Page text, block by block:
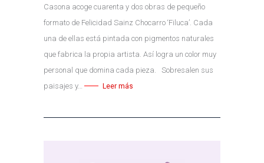
Casona acoge cuarenta y dos obras de pequeño
formato de Felicidad Sainz Chocarro ‘Filuca’. Cada
una de ellas está pintada con pigmentos naturales
que fabrica la propia artista. Así logra un color muy
personal que domina cada pieza. Sobresalen sus
paisajes y…
Leer más